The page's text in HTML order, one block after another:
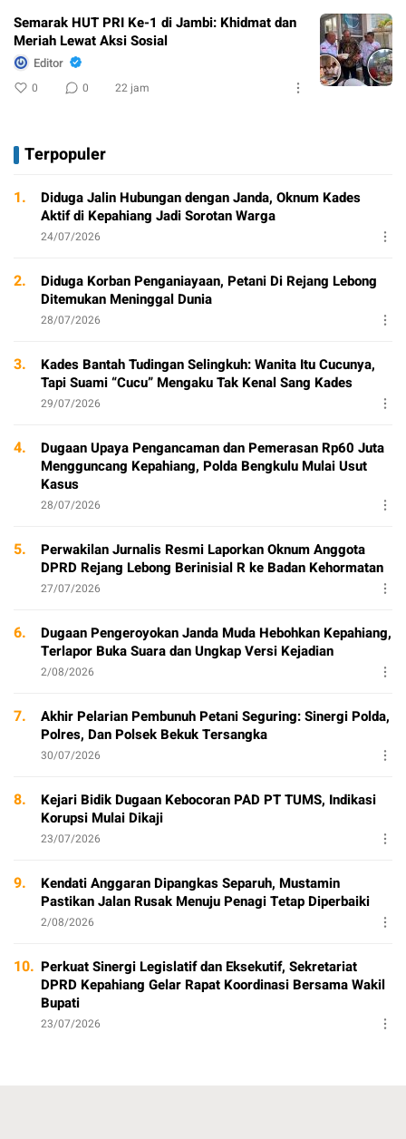
Semarak HUT PRI Ke-1 di Jambi: Khidmat dan
Meriah Lewat Aksi Sosial
Editor
0 0 22 jam
Terpopuler
1.
Diduga Jalin Hubungan dengan Janda, Oknum Kades
Aktif di Kepahiang Jadi Sorotan Warga
24/07/2026
2.
Diduga Korban Penganiayaan, Petani Di Rejang Lebong
Ditemukan Meninggal Dunia
28/07/2026
3.
Kades Bantah Tudingan Selingkuh: Wanita Itu Cucunya,
Tapi Suami “Cucu” Mengaku Tak Kenal Sang Kades
29/07/2026
4.
Dugaan Upaya Pengancaman dan Pemerasan Rp60 Juta
Mengguncang Kepahiang, Polda Bengkulu Mulai Usut
Kasus
28/07/2026
5.
Perwakilan Jurnalis Resmi Laporkan Oknum Anggota
DPRD Rejang Lebong Berinisial R ke Badan Kehormatan
27/07/2026
6.
Dugaan Pengeroyokan Janda Muda Hebohkan Kepahiang,
Terlapor Buka Suara dan Ungkap Versi Kejadian
2/08/2026
7.
Akhir Pelarian Pembunuh Petani Seguring: Sinergi Polda,
Polres, Dan Polsek Bekuk Tersangka
30/07/2026
8.
Kejari Bidik Dugaan Kebocoran PAD PT TUMS, Indikasi
Korupsi Mulai Dikaji
23/07/2026
9.
Kendati Anggaran Dipangkas Separuh, Mustamin
Pastikan Jalan Rusak Menuju Penagi Tetap Diperbaiki
2/08/2026
10. Perkuat Sinergi Legislatif dan Eksekutif, Sekretariat
DPRD Kepahiang Gelar Rapat Koordinasi Bersama Wakil
Bupati
23/07/2026